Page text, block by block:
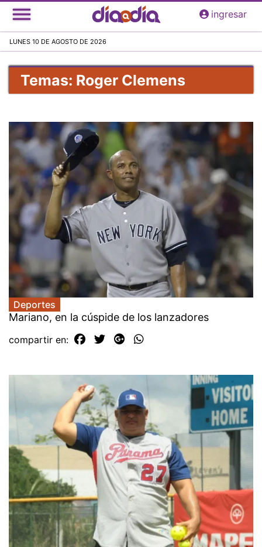
Pasar
al
principal
ingresar
LUNES 10 DE AGOSTO DE 2026
Temas: Roger Clemens
Deportes
Mariano, en la cúspide de los lanzadores
compartir en: